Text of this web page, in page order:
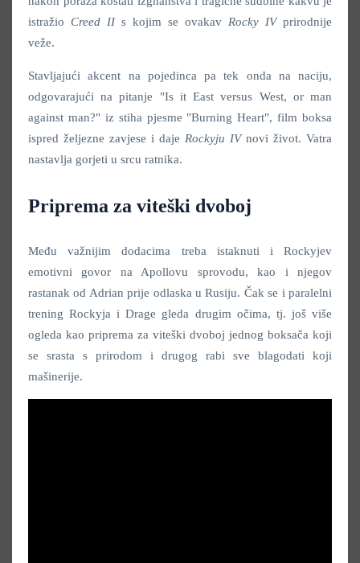
istražio Creed IIs kojim se ovakav Rocky IVprirodnije
veže.
Stavljajući akcent na pojedinca pa tek onda na naciju,
odgovarajući na pitanje "Is it East versus West, or man
against man?" iz stiha pjesme "Burning Heart", film boksa
ispred željezne zavjese i daje Rockyju IVnovi život. Vatra
nastavlja gorjeti u srcu ratnika.
Priprema za viteški dvoboj
Među važnijim dodacima treba istaknuti i Rockyjev
emotivni govor na Apollovu sprovodu, kao i njegov
rastanak od Adrian prije odlaska u Rusiju. Čak se i paralelni
trening Rockyja i Drage gleda drugim očima, tj. još više
ogleda kao priprema za viteški dvoboj jednog boksača koji
se srasta s prirodom i drugog rabi sve blagodati koji
mašinerije.